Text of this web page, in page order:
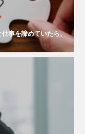
事を諦めていたら、